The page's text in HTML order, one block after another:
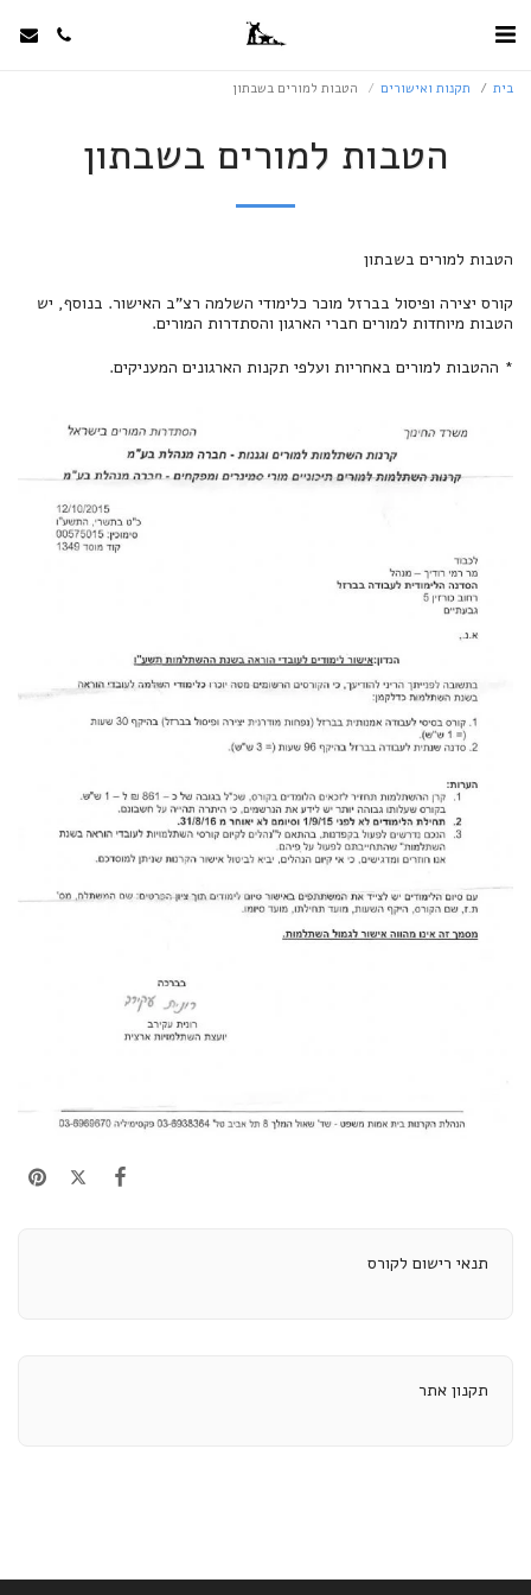
בית תקנות ואישורים הטבות למורים בשבתון
הטבות למורים בשבתון
הטבות למורים בשבתון
קורס יצירה ופיסול בברזל מוכר כלימודי השלמה רצ"ב האישור. בנוסף, יש
הטבות מיוחדות למורים חברי הארגון והסתדרות המורים.
* ההטבות למורים באחריות ועלפי תקנות הארגונים המעניקים.
תנאי רישום לקורס
תקנון אתר